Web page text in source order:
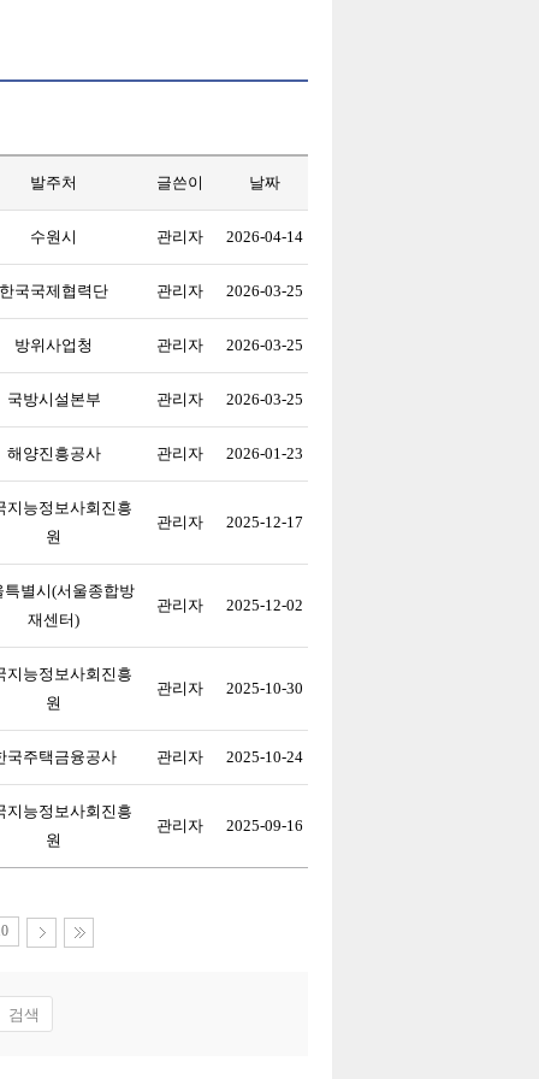
발주처 글쓴이 날짜
수원시 관리자 2026-04-14
한국국제협력단 관리자 2026-03-25
방위사업청 관리자 2026-03-25
국방시설본부 관리자 2026-03-25
해양진흥공사 관리자 2026-01-23
지능정보사회진흥
원
관리자 2025-12-17
특별시(서울종합방
재센터)
관리자 2025-12-02
지능정보사회진흥
원
관리자 2025-10-30
국주택금융공사 관리자 2025-10-24
지능정보사회진흥
원
관리자 2025-09-16